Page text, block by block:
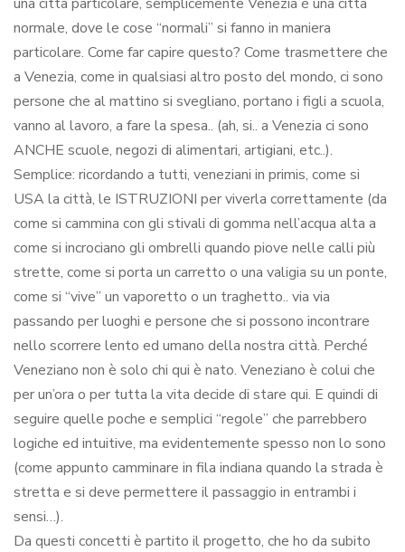
normale, dove le cose “normali” si fanno in maniera
particolare. Come far capire questo? Come trasmettere che
a Venezia, come in qualsiasi altro posto del mondo, ci sono
persone che al mattino si svegliano, portano i figli a scuola,
vanno al lavoro, a fare la spesa.. (ah, si.. a Venezia ci sono
ANCHE scuole, negozi di alimentari, artigiani, etc..).
Semplice: ricordando a tutti, veneziani in primis, come si
USA la città, le ISTRUZIONI per viverla correttamente (da
come si cammina con gli stivali di gomma nell’acqua alta a
come si incrociano gli ombrelli quando piove nelle calli più
strette, come si porta un carretto o una valigia su un ponte,
come si “vive” un vaporetto o un traghetto.. via via
passando per luoghi e persone che si possono incontrare
nello scorrere lento ed umano della nostra città. Perché
Veneziano non è solo chi qui è nato. Veneziano è colui che
per un’ora o per tutta la vita decide di stare qui. E quindi di
seguire quelle poche e semplici “regole” che parrebbero
logiche ed intuitive, ma evidentemente spesso non lo sono
(come appunto camminare in fila indiana quando la strada è
stretta e si deve permettere il passaggio in entrambi i
sensi…).
Da questi concetti è partito il progetto, che ho da subito